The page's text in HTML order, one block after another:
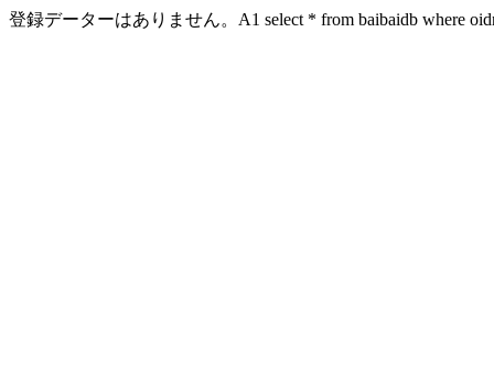
登録データーはありません。A1 select * from baibaidb where